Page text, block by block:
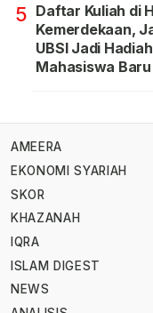
5 Daftar Kuliah di
Kemerdekaan,
UBSI Jadi
Mahasiswa Baru
AMEERA
EKONOMI SYARIAH
SKOR
KHAZANAH
IQRA
ISLAM DIGEST
NEWS